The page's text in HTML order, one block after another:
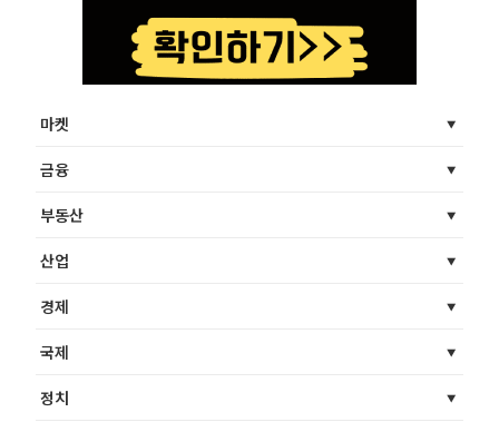
마켓
금융
부동산
산업
경제
국제
정치